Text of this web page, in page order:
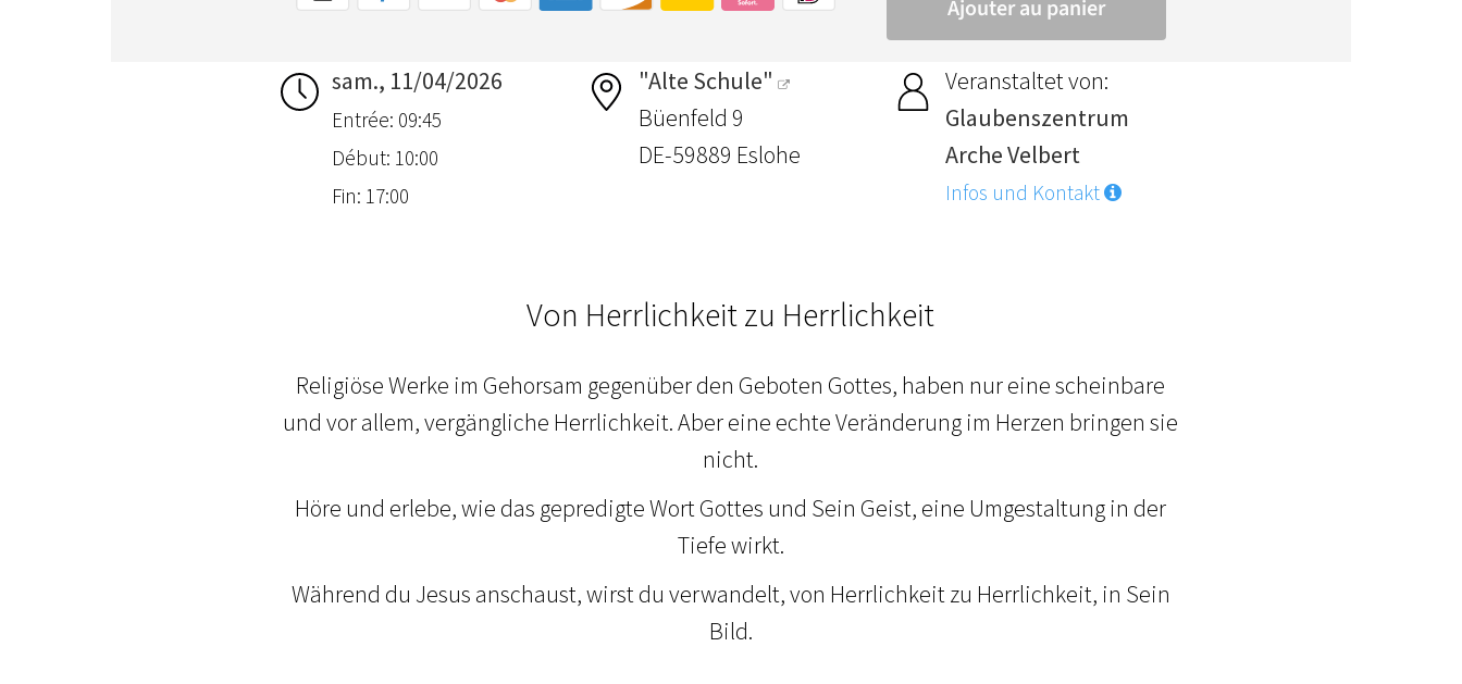
sam., 11/04/2026
Entrée: 09:45
Début: 10:00
Fin: 17:00
"Alte Schule"
Büenfeld 9
DE-59889 Eslohe
Veranstaltet von:
Glaubenszentrum
Arche Velbert
Infos und Kontakt
Von Herrlichkeit zu Herrlichkeit
Religiöse Werke im Gehorsam gegenüber den Geboten Gottes, haben nur eine scheinbare
und vor allem, vergängliche Herrlichkeit. Aber eine echte Veränderung im Herzen bringen sie
nicht.
Höre und erlebe, wie das gepredigte Wort Gottes und Sein Geist, eine Umgestaltung in der
Tiefe wirkt.
Während du Jesus anschaust, wirst du verwandelt, von Herrlichkeit zu Herrlichkeit, in Sein
Bild.